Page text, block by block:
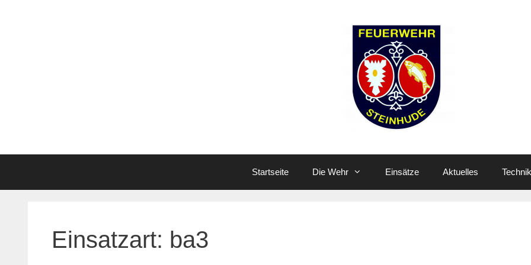
Startseite Die Wehr Einsätze Aktuelles Technik
Einsatzart: ba3